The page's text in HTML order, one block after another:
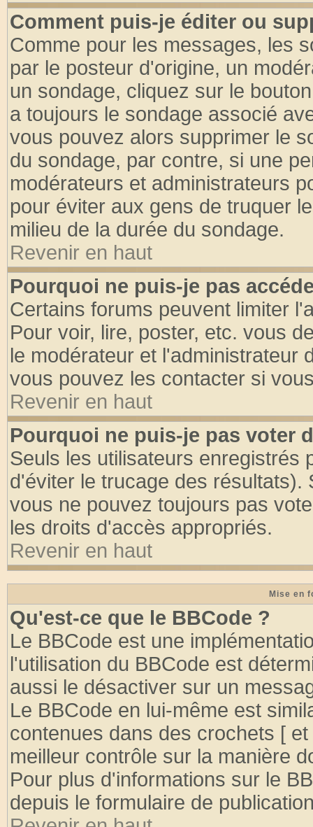
Comment puis-je éditer ou
Comme pour les messages, les
par le posteur d'origine, un
un sondage, cliquez sur le
a toujours le sondage associé
vous pouvez alors supprimer le
du sondage, par contre, si une
modérateurs et administrateurs
pour éviter aux gens de truquer
milieu de la durée du sondage.
Revenir en haut
Pourquoi ne puis-je pas
Certains forums peuvent limiter
Pour voir, lire, poster, etc. vous
le modérateur et l'administrateur
vous pouvez les contacter si
Revenir en haut
Pourquoi ne puis-je pas voter
Seuls les utilisateurs enregistrés
d'éviter le trucage des
vous ne pouvez toujours pas
les droits d'accès appropriés.
Revenir en haut
Mise en
Qu'est-ce que le BBCode ?
Le BBCode est une
l'utilisation du BBCode est
aussi le désactiver sur un
Le BBCode en lui-même est
contenues dans des crochets [
meilleur contrôle sur la manière
Pour plus d'informations sur le
depuis le formulaire de